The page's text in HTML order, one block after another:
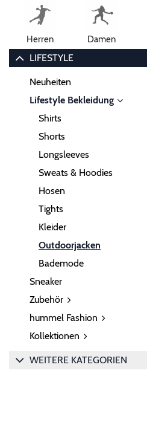
Herren Damen
LIFESTYLE
Neuheiten
Lifestyle Bekleidung
Shirts
Shorts
Longsleeves
Sweats & Hoodies
Hosen
Tights
Kleider
Outdoorjacken
Bademode
Sneaker
Zubehör
hummel Fashion
Kollektionen
WEITERE KATEGORIEN